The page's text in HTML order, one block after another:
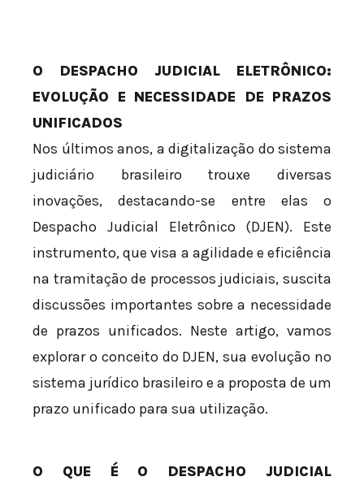
O DESPACHO JUDICIAL ELETRÔNICO:
EVOLUÇÃO E NECESSIDADE DE PRAZOS
UNIFICADOS
Nos últimos anos, a digitalização do sistema
judiciário brasileiro trouxe diversas
inovações, destacando-se entre elas o
Despacho Judicial Eletrônico (DJEN). Este
instrumento, que visa a agilidade e eficiência
na tramitação de processos judiciais, suscita
discussões importantes sobre a necessidade
de prazos unificados. Neste artigo, vamos
explorar o conceito do DJEN, sua evolução no
sistema jurídico brasileiro e a proposta de um
prazo unificado para sua utilização.
O QUE É O DESPACHO JUDICIAL